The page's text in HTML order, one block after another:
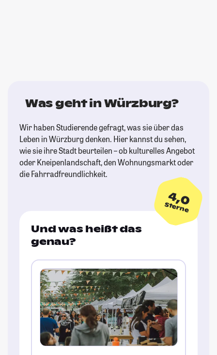
Was geht in Würzburg?
Wir haben Studierende gefragt, was sie über das
Leben in Würzburg denken. Hier kannst du sehen,
wie sie ihre Stadt beurteilen – ob kulturelles Angebot
oder Kneipenlandschaft, den Wohnungsmarkt oder
die Fahrradfreundlichkeit.
4,0
Sterne
Und was heißt das
genau?